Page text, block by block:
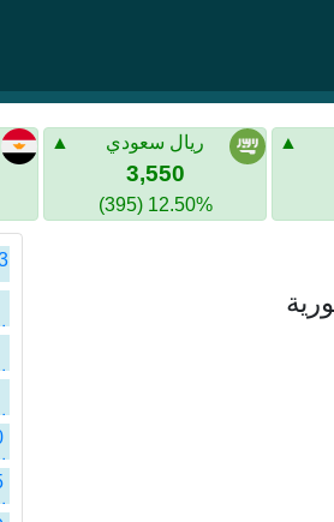
ريال سعودي
3,550
12.50% (395)